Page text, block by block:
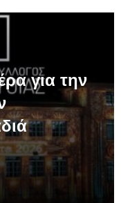
για την